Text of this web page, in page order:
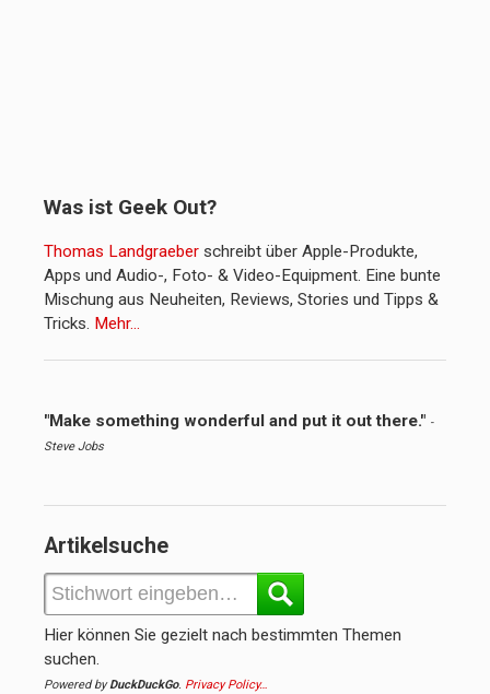
Was ist Geek Out?
Thomas Landgraeber schreibt über Apple-Produkte,
Apps und Audio-, Foto- & Video-Equipment. Eine bunte
Mischung aus Neuheiten, Reviews, Stories und Tipps &
Tricks. Mehr…
"Make something wonderful and put it out there." -
Steve Jobs
Artikelsuche
Hier können Sie gezielt nach bestimmten Themen
suchen.
Powered byDuckDuckGo. Privacy Policy…